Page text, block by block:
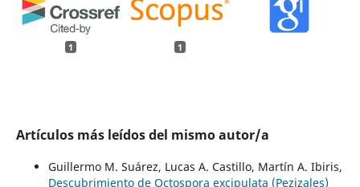
1 1
Artículos más leídos del mismo autor/a
Guillermo M. Suárez, Lucas A. Castillo, Martín A. Ibiris,
Descubrimiento de Octospora excipulata (Pezizales)